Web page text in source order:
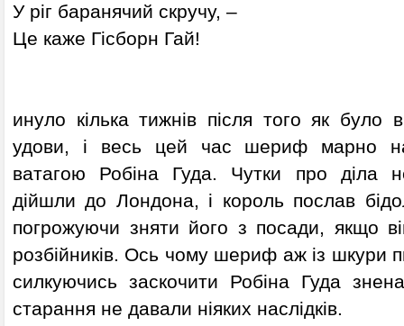
У ріг баранячий скручу, –
Це каже Гісборн Гай!
инуло кілька тижнів після того як було
удови, і весь цей час шериф марно
ватагою Робіна Гуда. Чутки про діла
дійшли до Лондона, і король послав
погрожуючи зняти його з посади, якщо
розбійників. Ось чому шериф аж із шкури
силкуючись заскочити Робіна Гуда
старання не давали ніяких наслідків.